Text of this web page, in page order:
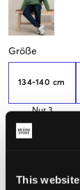
This
Größe
134-140 cm
Nur 3
Klein